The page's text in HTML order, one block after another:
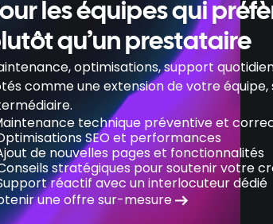
les équipes qui
qu’un prestataire
optimisations, support
comme une extension de votre
technique préventive et
SEO et performances
de nouvelles pages et fonctionnalités
stratégiques pour soutenir votre
réactif avec un interlocuteur dédié
une offre sur-mesure